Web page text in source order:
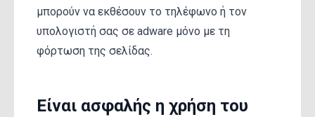
μπορούν να εκθέσουν το τηλέφωνο ή τον
υπολογιστή σας σε adware μόνο με τη
φόρτωση της σελίδας.
Είναι ασφαλής η χρήση του